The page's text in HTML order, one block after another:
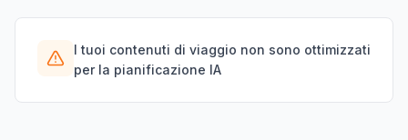
I tuoi contenuti di viaggio non sono ottimizzati
per la pianificazione IA